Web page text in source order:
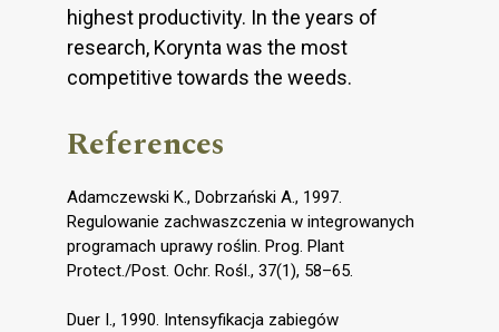
highest productivity. In the years of
research, Korynta was the most
competitive towards the weeds.
References
Adamczewski K., Dobrzański A., 1997.
Regulowanie zachwaszczenia w integrowanych
programach uprawy roślin. Prog. Plant
Protect./Post. Ochr. Rośl., 37(1), 58–65.
Duer I., 1990. Intensyfikacja zabiegów